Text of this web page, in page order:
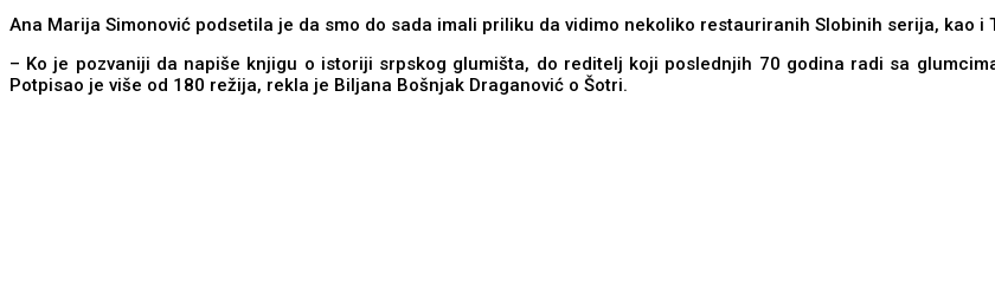
Ana Marija Simonović podsetila je da smo do sada imali priliku da vidimo nekoliko restauriranih Slobinih serija, kao i
– Ko je pozvaniji da napiše knjigu o istoriji srpskog glumišta, do reditelj koji poslednjih 70 godina radi sa
Potpisao je više od 180 režija, rekla je Biljana Bošnjak Draganović o Šotri.